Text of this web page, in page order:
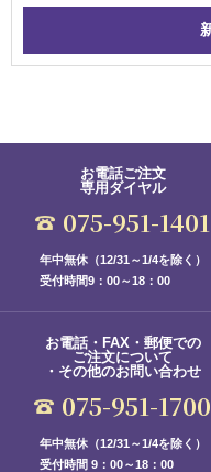
お電話ご注文
専用ダイヤル
075-951-1401
年中無休（12/31～1/4を除く）
受付時間9：00～18：00
お電話・FAX・郵便での
ご注文について
・その他のお問い合わせ
075-951-1700
年中無休（12/31～1/4を除く）
受付時間 9：00～18：00